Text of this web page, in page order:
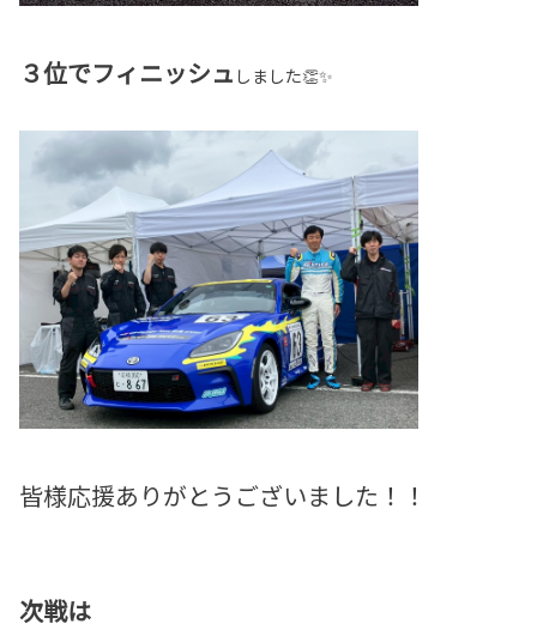
３位でフィニッシュ しました👏✨
皆様応援ありがとうございました！！
次戦は